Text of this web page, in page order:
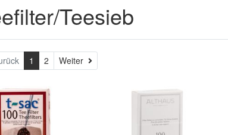
Teesieb
1 2 Weiter Weiter